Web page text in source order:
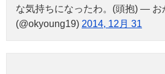
な気持ちになったわ。(頭抱) — お
(@okyoung19) 2014, 12月 31